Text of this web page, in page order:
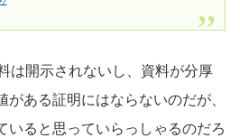
は開示されないし、資料が分厚
がある証明にはならないのだが、
いると思っていらっしゃるのだろ